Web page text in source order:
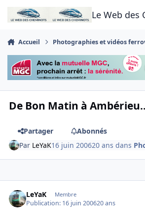
Aller au contenu
Le Web des
Accueil Photographies et vidéos
De Bon Matin à
Partager
Abonnés
Par LeYaK16 juin 200620 ans dans
LeYaK Membre
Publication: 16 juin 200620 ans